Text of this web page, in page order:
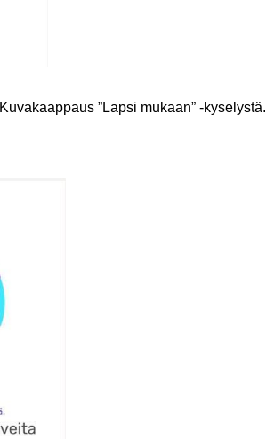
Ku­va­kaap­paus ”Lapsi mu­kaan” -​kyselystä.